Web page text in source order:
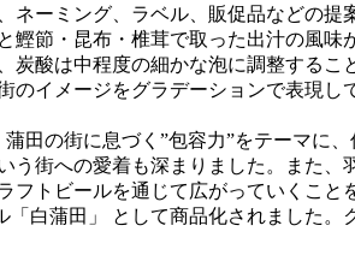
ーミング、ラベル、販促品などの提
節・昆布・椎茸で取った出汁の風味
酸は中程度の細かな泡に調整するこ
イメージをグラデーションで表現し
田の街に息づく”包容力”をテーマに
街への愛着も深まりました。また、
トビールを通じて広がっていくこと
白蒲田」 として商品化されました。